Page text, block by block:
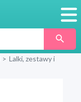
> Lalki, zestawy i